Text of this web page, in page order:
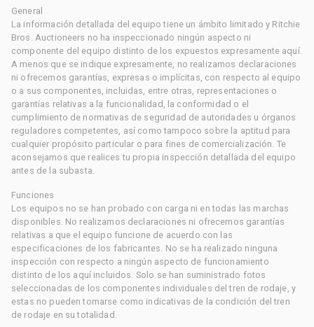
General
La información detallada del equipo tiene un ámbito limitado y Ritchie
Bros. Auctioneers no ha inspeccionado ningún aspecto ni
componente del equipo distinto de los expuestos expresamente aquí.
A menos que se indique expresamente, no realizamos declaraciones
ni ofrecemos garantías, expresas o implícitas, con respecto al equipo
o a sus componentes, incluidas, entre otras, representaciones o
garantías relativas a la funcionalidad, la conformidad o el
cumplimiento de normativas de seguridad de autoridades u órganos
reguladores competentes, así como tampoco sobre la aptitud para
cualquier propósito particular o para fines de comercialización. Te
aconsejamos que realices tu propia inspección detallada del equipo
antes de la subasta.
Funciones
Los equipos no se han probado con carga ni en todas las marchas
disponibles. No realizamos declaraciones ni ofrecemos garantías
relativas a que el equipo funcione de acuerdo con las
especificaciones de los fabricantes. No se ha realizado ninguna
inspección con respecto a ningún aspecto de funcionamiento
distinto de los aquí incluidos. Solo se han suministrado fotos
seleccionadas de los componentes individuales del tren de rodaje, y
estas no pueden tomarse como indicativas de la condición del tren
de rodaje en su totalidad.